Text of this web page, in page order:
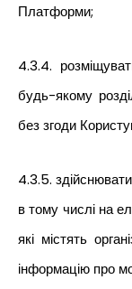
Платформи;
4.3.4.
будь-якому
без згоди
4.3.5.
в тому числі на
які містять
інформацію про